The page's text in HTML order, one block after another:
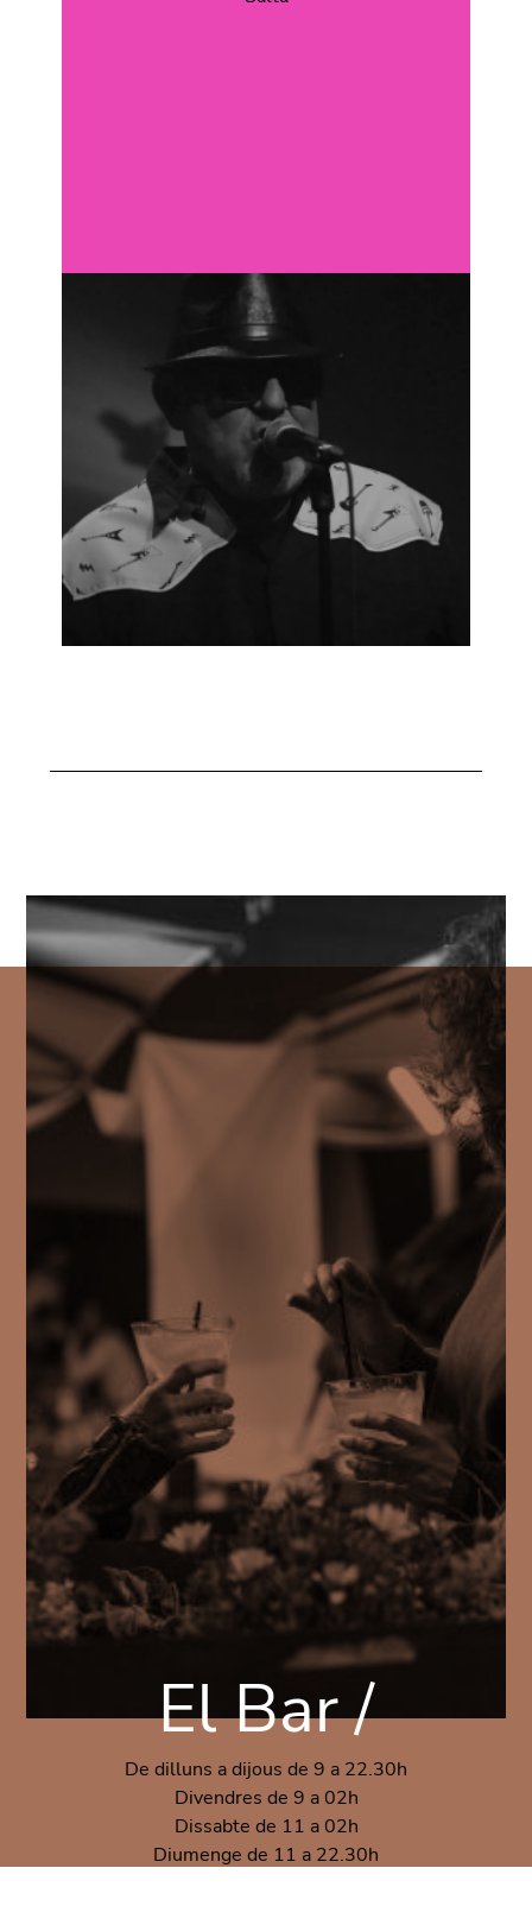
El Bar /
De dilluns a dijous de 9 a 22.30h
Divendres de 9 a 02h
Dissabte de 11 a 02h
Diumenge de 11 a 22.30h